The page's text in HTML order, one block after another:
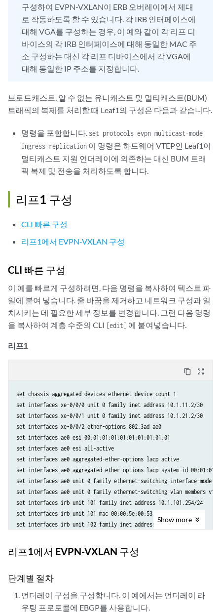
구성하여 EVPN-VXLAN이 ERB 오버레이에서 제대
로 작동하도록 할 수 있습니다. 각 IRB 인터페이스에
대해 VGA를 구성하는 경우, 이 예와 같이 각 리프 디
바이스의 각 IRB 인터페이스에 대해 동일한 MAC 주
소 구성하는 대신 각 리프 디바이스에서 각 VGA에
대해 동일한 IP 주소를 지정합니다.
브로드캐스트, 알 수 없는 유니캐스트 및 멀티캐스트(BUM)
트래픽의 복제를 처리할 때 Leaf1의 구성은 다음과 같습니다.
명령을 포함합니다. set protocols evpn multicast-mode
ingress-replication 이 명령은 하드웨어 VTEP인 Leaf1이
멀티캐스트 지원 언더레이에 의존하는 대신 BUM 트래
픽 복제 및 전송을 처리하도록 합니다.
리프1 구성
CLI 빠른 구성
리프1에서 EVPN-VXLAN 구성
CLI 빠른 구성
이 예를 빠르게 구성하려면, 다음 명령을 복사하여 텍스트 파
일에 붙여 넣습니다. 줄 바꿈을 제거하고 네트워크 구성과 일
치시키는 데 필요한 세부 정보를 변경합니다. 그런 다음 명령
을 복사하여 계층 수준의 CLI [edit] 에 붙여넣습니다.
리프1
content_copy zoom_out_map
set chassis aggregated-devices ethernet device-count 1
set interfaces xe-0/0/0 unit 0 family inet address 10.1.11.2/30
set interfaces xe-0/0/1 unit 0 family inet address 10.1.21.2/30
set interfaces xe-0/0/2 ether-options 802.3ad ae0
set interfaces ae0 esi 00:01:01:01:01:01:01:01:01:01
set interfaces ae0 esi all-active
set interfaces ae0 aggregated-ether-options lacp active
set interfaces ae0 aggregated-ether-options lacp system-id
set interfaces ae0 unit 0 family ethernet-switching interface-mode
set interfaces ae0 unit 0 family ethernet-switching vlan members v101
set interfaces irb unit 101 family inet address 10.1.101.254/24
set interfaces irb unit 101 mac 00:00:5e:00:53:01
set interfaces irb unit 102 family inet address 10.1.102.254/24
set interfaces irb unit 103 family inet address 10.1.103.254/24
set interfaces irb unit 103 mac 00:00:5e:00:53:01
set policy-options policy-statement load-balancing-policy then load-
set policy-options policy-statement send-direct term 1 from route-
set policy-options policy-statement send-direct term 1 then accept
Show more
리프1에서 EVPN-VXLAN 구성
단계별 절차
언더레이 구성을 구성합니다. 이 예에서는 언더레이 라
우팅 프로토콜에 EBGP를 사용합니다.